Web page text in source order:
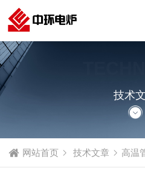
技术
网站首页 技术文章 高温